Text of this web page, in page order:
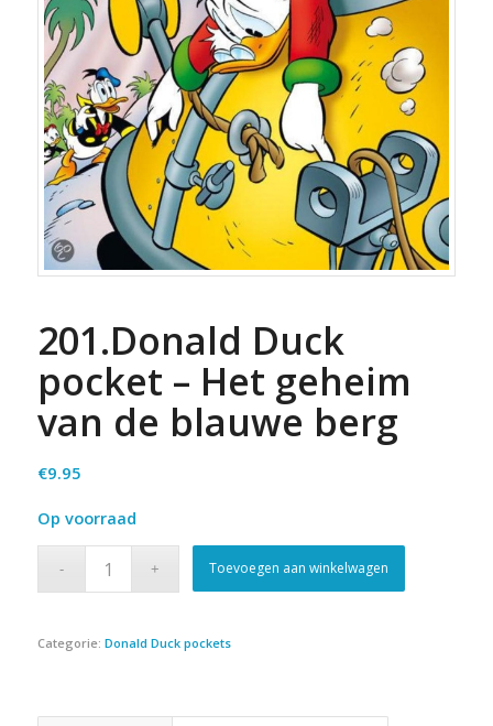
201.Donald Duck
pocket – Het geheim
van de blauwe berg
€9.95
Op voorraad
Toevoegen aan winkelwagen
Categorie: Donald Duck pockets